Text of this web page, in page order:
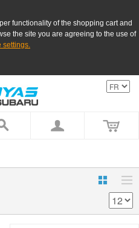
functionality of the shopping cart and
the site you are agreeing to the use of
settings.